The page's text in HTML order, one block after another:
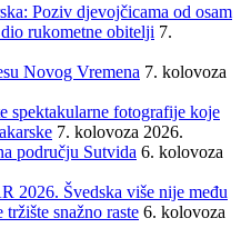
Poziv djevojčicama od osam
rukometne obitelji 7.
Novog Vremena 7. kolovoza
fotografije koje
7. kolovoza 2026.
području Sutvida 6. kolovoza
Švedska više nije među
snažno raste 6. kolovoza